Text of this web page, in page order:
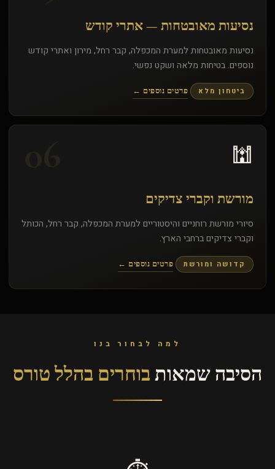
נסיעות מאובטחות — אתרי קודש
נסיעות מאובטחות למערת המכפלה, קבר רחל, מירון ואתרי קודש
נוספים. בטיחות מלאה ושקט נפשי.
ביטחון מלא פרטים נוספים ←
🕍
מורשת וקברי צדיקים
סיורי מורשת רוחניים והיסטוריים למערת המכפלה, קבר רחל, הכותל
וקברי צדיקים ברחבי הארץ.
קדושה ומורשת פרטים נוספים ←
למה לבחור בנו
הסיבה שמאותבוחרים בהלל טורס